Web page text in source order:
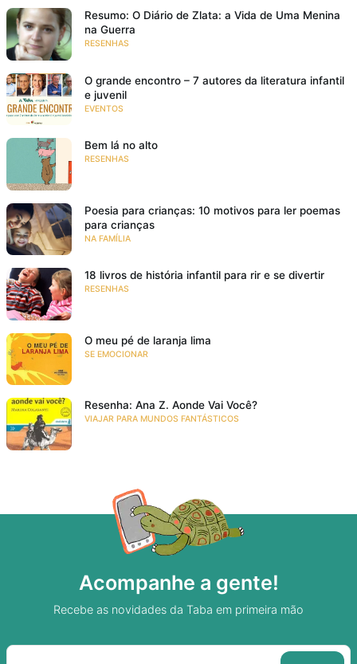
Resumo: O Diário de Zlata: a Vida de Uma Menina
na Guerra
RESENHAS
O grande encontro – 7 autores da literatura infantil
e juvenil
EVENTOS
Bem lá no alto
RESENHAS
Poesia para crianças: 10 motivos para ler poemas
para crianças
NA FAMÍLIA
18 livros de história infantil para rir e se divertir
RESENHAS
O meu pé de laranja lima
SE EMOCIONAR
Resenha: Ana Z. Aonde Vai Você?
VIAJAR PARA MUNDOS FANTÁSTICOS
Acompanhe a gente!
Recebe as novidades da Taba em primeira mão